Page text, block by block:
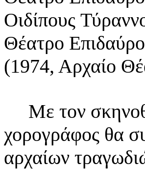
Οιδίπους
Θέατρο
(1974, Αρχαίο
Με τον
χορογράφος θα
αρχαίων